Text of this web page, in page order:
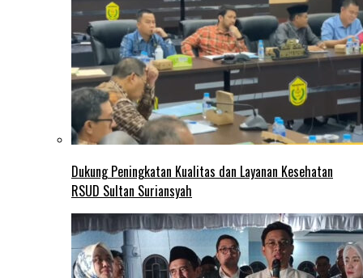
Dukung Peningkatan Kualitas dan Layanan Kesehatan
RSUD Sultan Suriansyah